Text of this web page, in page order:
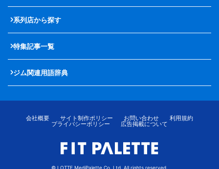
系列店から探す
特集記事一覧
ジム関連用語辞典
会社概要 サイト制作ポリシー お問い合わせ
利用規約
プライバシーポリシー
広告掲載について
© LOTTE MediPalette Co.,Ltd. All rights reserved.